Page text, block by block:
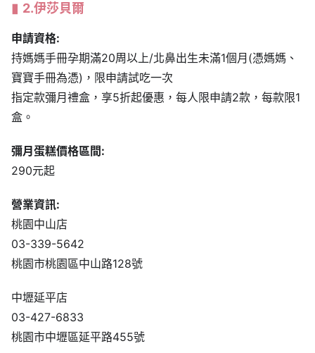
2.伊莎貝爾
申請資格:
持媽媽手冊孕期滿20周以上/北鼻出生未滿1個月(憑媽媽、
寶寶手冊為憑)，限申請試吃一次
指定款彌月禮盒，享5折起優惠，每人限申請2款，每款限1
盒。
彌月蛋糕價格區間:
290元起
營業資訊:
桃園中山店
03-339-5642
桃園市桃園區中山路128號
中壢延平店
03-427-6833
桃園市中壢區延平路455號